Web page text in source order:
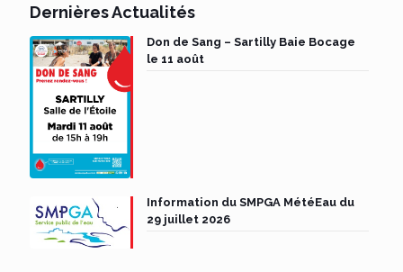
Dernières Actualités
Don de Sang – Sartilly Baie Bocage
le 11 août
Information du SMPGA MétéEau du
29 juillet 2026